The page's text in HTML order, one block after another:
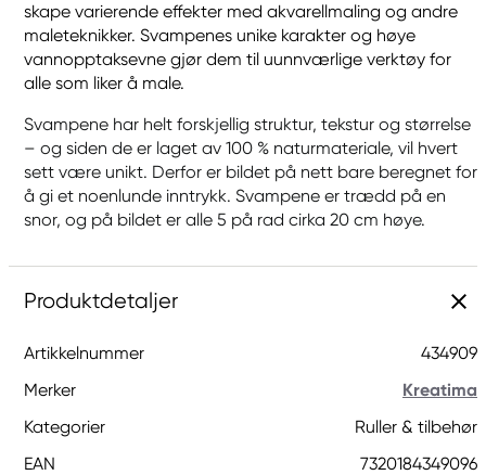
skape varierende effekter med akvarellmaling og andre
maleteknikker. Svampenes unike karakter og høye
vannopptaksevne gjør dem til uunnværlige verktøy for
alle som liker å male.
Svampene har helt forskjellig struktur, tekstur og størrelse
– og siden de er laget av 100 % naturmateriale, vil hvert
sett være unikt. Derfor er bildet på nett bare beregnet for
å gi et noenlunde inntrykk. Svampene er trædd på en
snor, og på bildet er alle 5 på rad cirka 20 cm høye.
Produktdetaljer
Artikkelnummer
434909
Merker
Kreatima
Kategorier
Ruller & tilbehør
EAN
7320184349096